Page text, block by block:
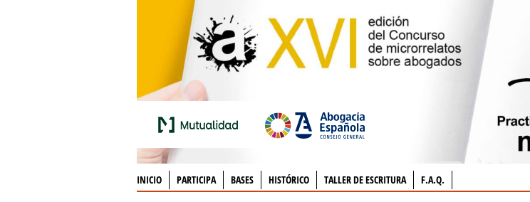
INICIO PARTICIPA BASES HISTÓRICO TALLER DE ESCRITURA F.A.Q.